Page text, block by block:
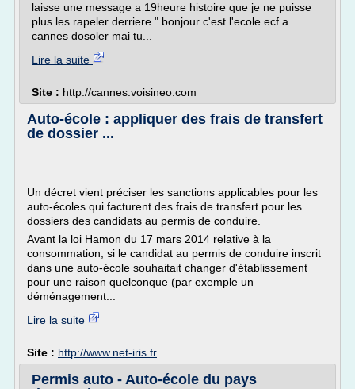
laisse une message a 19heure histoire que je ne puisse
plus les rapeler derriere " bonjour c'est l'ecole ecf a
cannes dosoler mai tu...
Lire la suite
Site : http://cannes.voisineo.com
Auto-école : appliquer des frais de transfert
de dossier ...
Un décret vient préciser les sanctions applicables pour les
auto-écoles qui facturent des frais de transfert pour les
dossiers des candidats au permis de conduire.
Avant la loi Hamon du 17 mars 2014 relative à la
consommation, si le candidat au permis de conduire inscrit
dans une auto-école souhaitait changer d'établissement
pour une raison quelconque (par exemple un
déménagement...
Lire la suite
Site : http://www.net-iris.fr
Permis auto - Auto-école du pays